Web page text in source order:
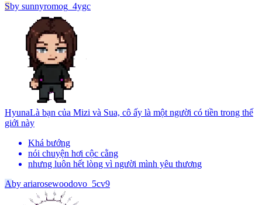
Sby sunnyromog_4ygc
HyunaLà bạn của Mizi và Sua, cô ấy là một người có tiền trong thế
giới này
Khá bướng
nói chuyện hơi cộc cằng
nhưng luôn hết lòng vì người mình yêu thương
Aby ariarosewoodovo_5cv9